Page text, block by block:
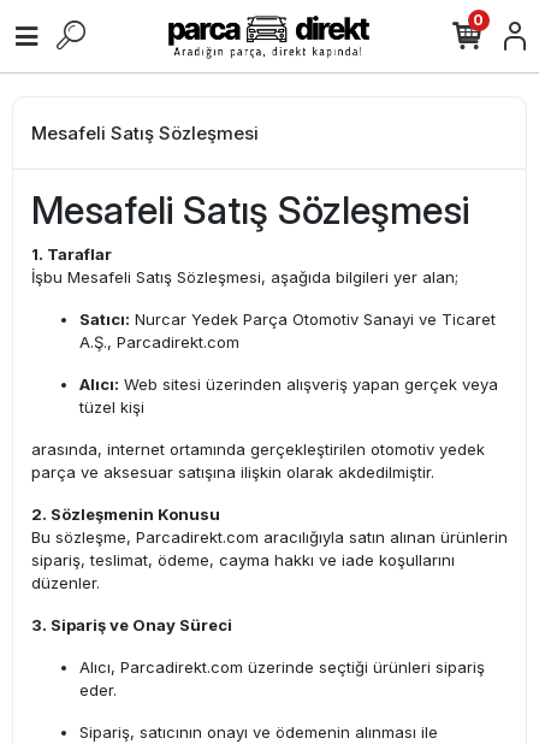
0
Mesafeli Satış Sözleşmesi
Mesafeli Satış Sözleşmesi
1. Taraflar
İşbu Mesafeli Satış Sözleşmesi, aşağıda bilgileri yer alan;
Satıcı: Nurcar Yedek Parça Otomotiv Sanayi ve Ticaret
A.Ş., Parcadirekt.com
Alıcı: Web sitesi üzerinden alışveriş yapan gerçek veya
tüzel kişi
arasında, internet ortamında gerçekleştirilen otomotiv yedek
parça ve aksesuar satışına ilişkin olarak akdedilmiştir.
2. Sözleşmenin Konusu
Bu sözleşme, Parcadirekt.com aracılığıyla satın alınan ürünlerin
sipariş, teslimat, ödeme, cayma hakkı ve iade koşullarını
düzenler.
3. Sipariş ve Onay Süreci
Alıcı, Parcadirekt.com üzerinde seçtiği ürünleri sipariş
eder.
Sipariş, satıcının onayı ve ödemenin alınması ile